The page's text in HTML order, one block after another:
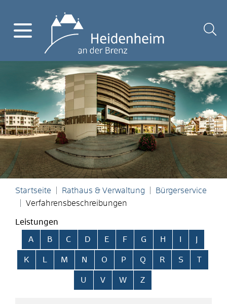
Startseite Rathaus & Verwaltung
Bürgerservice
Verfahrensbeschreibungen
Leistungen
Alphabetisches Register überspringen
A B C D E F G H
K L M N O P Q R S T
U V W Z